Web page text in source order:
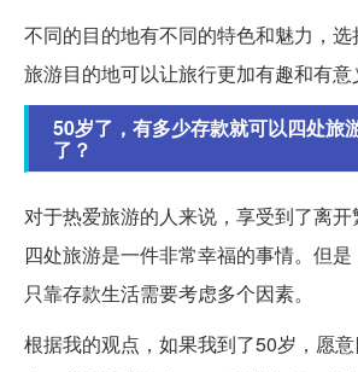
不同的目的地有不同的特色和魅力，
旅游目的地可以让旅行更加有趣和有意
50岁了，有多少存款就可以四处旅
了？
对于热爱旅游的人来说，享受到了离开
四处旅游是一件非常幸福的事情。但
只靠存款生活需要考虑多个因素。
根据我的观点，如果我到了50岁，愿